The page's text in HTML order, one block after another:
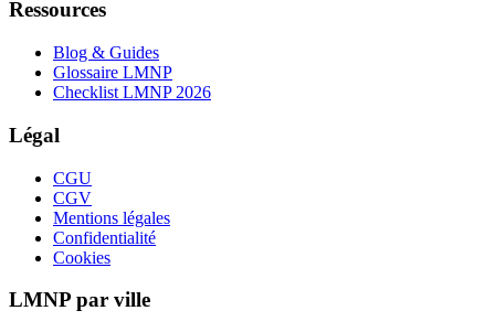
Ressources
Blog & Guides
Glossaire LMNP
Checklist LMNP 2026
Légal
CGU
CGV
Mentions légales
Confidentialité
Cookies
LMNP par ville